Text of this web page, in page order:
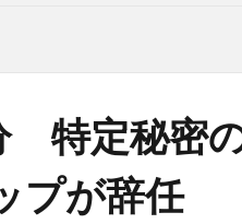
特定秘密
プが辞任